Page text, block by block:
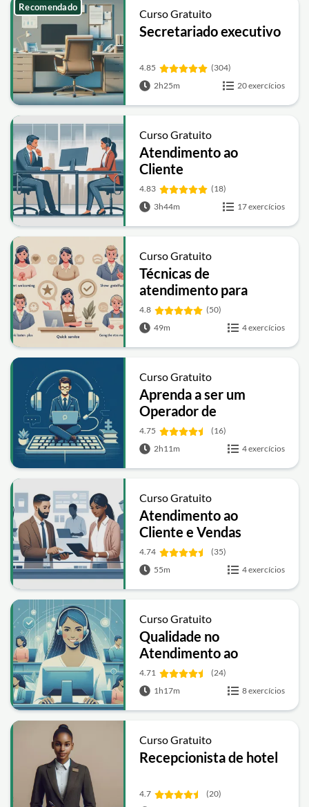
Curso Gratuito
Secretariado executivo
4.85
(304)
2h25m
20 exercícios
Recomendado
Curso Gratuito
Atendimento ao
Cliente
4.83
(18)
3h44m
17 exercícios
Curso Gratuito
Técnicas de
atendimento para
encantar o cliente
4.8
(50)
49m
4 exercícios
Curso Gratuito
Aprenda a ser um
Operador de
Telemarketing
4.75
(16)
2h11m
4 exercícios
Curso Gratuito
Atendimento ao
Cliente e Vendas
4.74
(35)
55m
4 exercícios
Curso Gratuito
Qualidade no
Atendimento ao
Cliente
4.71
(24)
1h17m
8 exercícios
Curso Gratuito
Recepcionista de hotel
4.7
(20)